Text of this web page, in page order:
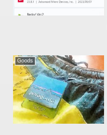
Goods